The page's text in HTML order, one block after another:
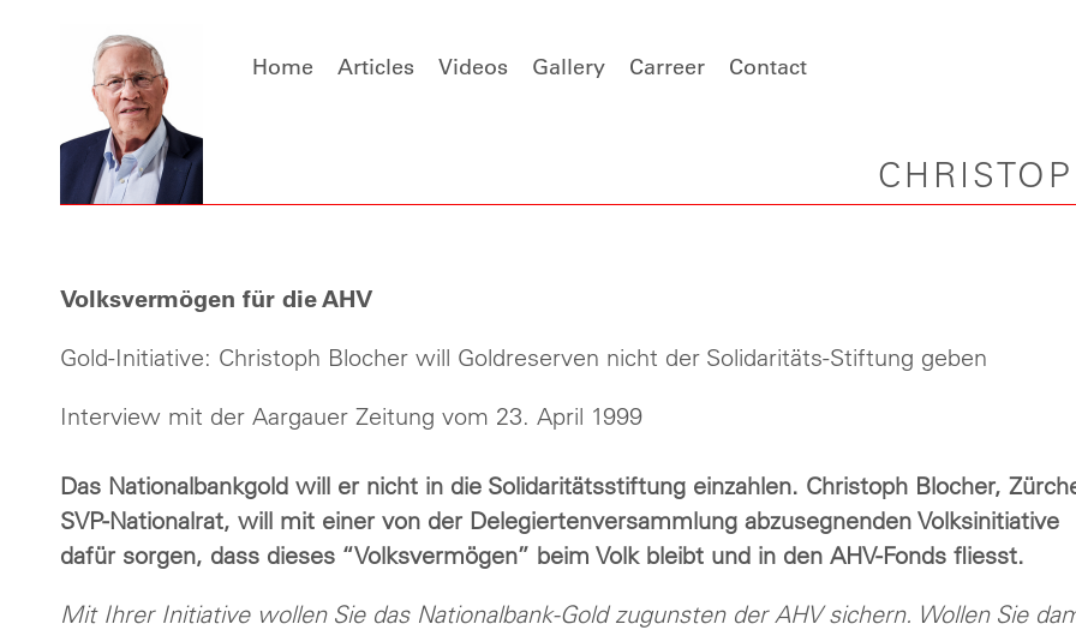
Home Articles Videos Gallery Carreer Contact
Volksvermögen für die AHV
Gold-Initiative: Christoph Blocher will Goldreserven nicht der Solidaritäts-Stiftung geben
Interview mit der Aargauer Zeitung vom 23. April 1999
Das Nationalbankgold will er nicht in die Solidaritätsstiftung einzahlen. Christoph Blocher,
SVP-Nationalrat, will mit einer von der Delegiertenversammlung abzusegnenden Volksinitiative
dafür sorgen, dass dieses “Volksvermögen” beim Volk bleibt und in den AHV-Fonds fliesst.
Mit Ihrer Initiative wollen Sie das Nationalbank-Gold zugunsten der AHV sichern. Wollen Sie